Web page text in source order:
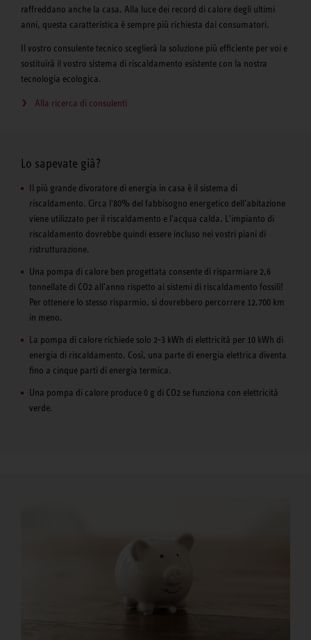
raffreddano anche la casa. Alla luce dei record di calore degli ultimi
anni, questa caratteristica è sempre più richiesta dai consumatori.
Il vostro consulente tecnico sceglierà la soluzione più efficiente per voi e
sostituirà il vostro sistema di riscaldamento esistente con la nostra
tecnologia ecologica.
Alla ricerca di consulenti
Lo sapevate già?
Il più grande divoratore di energia in casa è il sistema di
riscaldamento. Circa l'80% del fabbisogno energetico dell'abitazione
viene utilizzato per il riscaldamento e l'acqua calda. L'impianto di
riscaldamento dovrebbe quindi essere incluso nei vostri piani di
ristrutturazione.
Una pompa di calore ben progettata consente di risparmiare 2,6
tonnellate di CO2 all'anno rispetto ai sistemi di riscaldamento fossili!
Per ottenere lo stesso risparmio, si dovrebbero percorrere 12.700 km
in meno.
La pompa di calore richiede solo 2-3 kWh di elettricità per 10 kWh di
energia di riscaldamento. Così, una parte di energia elettrica diventa
fino a cinque parti di energia termica.
Una pompa di calore produce 0 g di CO2 se funziona con elettricità
verde.